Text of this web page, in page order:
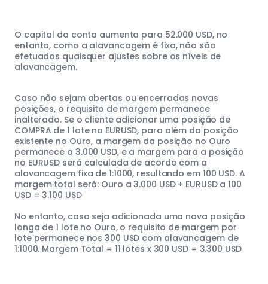
O capital da conta aumenta para 52.000 USD, no
entanto, como a alavancagem é fixa, não são
efetuados quaisquer ajustes sobre os níveis de
alavancagem.
Caso não sejam abertas ou encerradas novas
posições, o requisito de margem permanece
inalterado. Se o cliente adicionar uma posição de
COMPRA de 1 lote no EURUSD, para além da posição
existente no Ouro, a margem da posição no Ouro
permanece a 3.000 USD, e a margem para a posição
no EURUSD será calculada de acordo com a
alavancagem fixa de 1:1000, resultando em 100 USD. A
margem total será: Ouro a 3.000 USD + EURUSD a 100
USD = 3.100 USD
No entanto, caso seja adicionada uma nova posição
longa de 1 lote no Ouro, o requisito de margem por
lote permanece nos 300 USD com alavancagem de
1:1000. Margem Total = 11 lotes x 300 USD = 3.300 USD